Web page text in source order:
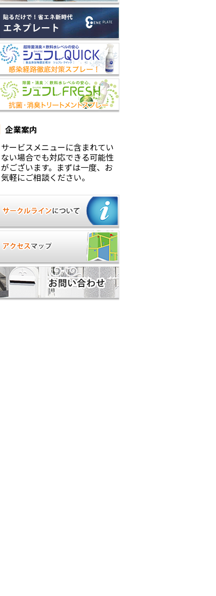
企業案内
サービスメニューに含まれてい
ない場合でも対応できる可能性
がございます。まずは一度、お
気軽にご相談ください。